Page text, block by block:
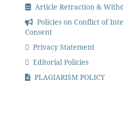
Article Retraction &
Policies on Conflict of
Consent
Privacy Statement
Editorial Policies
PLAGIARISM POLICY